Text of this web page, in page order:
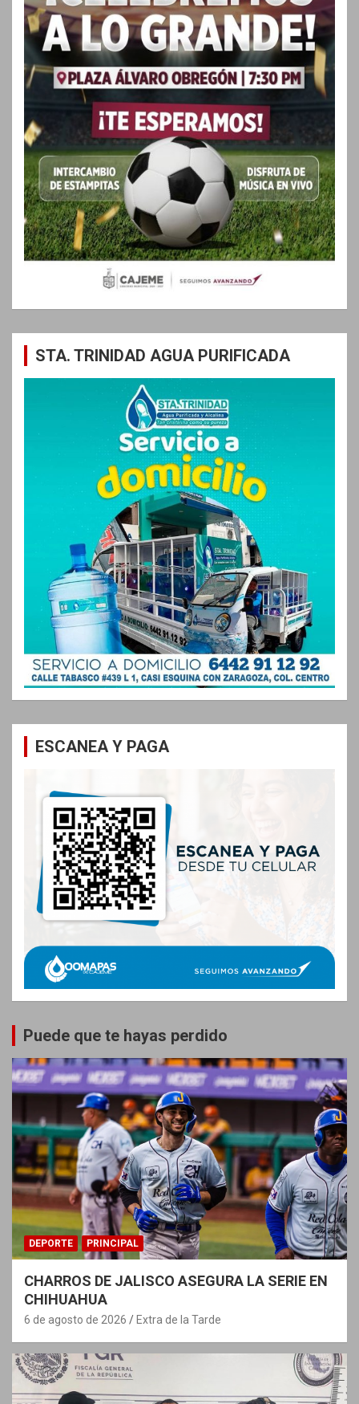
STA. TRINIDAD AGUA PURIFICADA
ESCANEA Y PAGA
Puede que te hayas perdido
DEPORTE PRINCIPAL
CHARROS DE JALISCO ASEGURA LA SERIE EN
CHIHUAHUA
6 de agosto de 2026 Extra de la Tarde